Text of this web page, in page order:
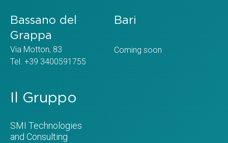
Bassano del
Grappa
Via Motton, 83
Tel. +39 3400591755
Bari
Coming soon
Il Gruppo
SMI Technologies
and Consulting